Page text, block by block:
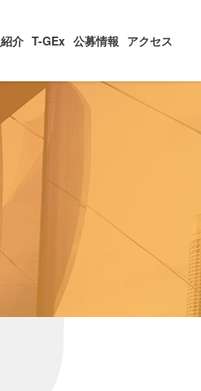
介 T-GEx 公募情報 アクセス